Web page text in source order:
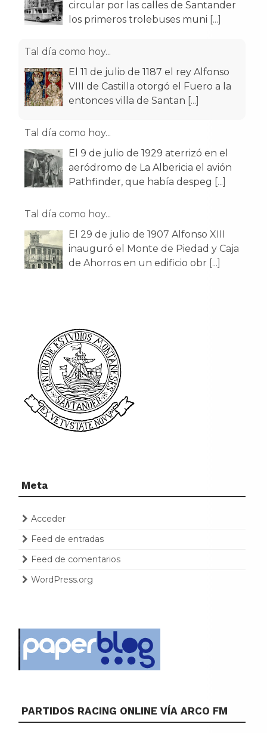
circular por las calles de Santander
los primeros trolebuses muni [...]
Tal día como hoy...
El 11 de julio de 1187 el rey Alfonso
VIII de Castilla otorgó el Fuero a la
entonces villa de Santan [...]
Tal día como hoy...
El 9 de julio de 1929 aterrizó en el
aeródromo de La Albericia el avión
Pathfinder, que había despeg [...]
Tal día como hoy...
El 29 de julio de 1907 Alfonso XIII
inauguró el Monte de Piedad y Caja
de Ahorros en un edificio obr [...]
Meta
Acceder
Feed de entradas
Feed de comentarios
WordPress.org
PARTIDOS RACING ONLINE VÍA ARCO FM